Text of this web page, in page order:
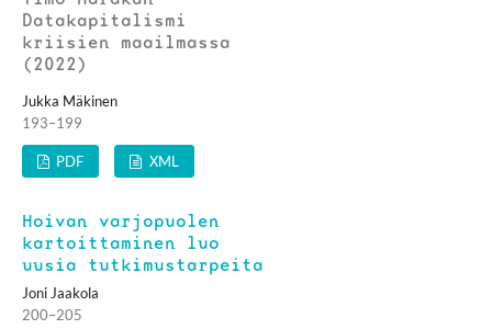
Datakapitalismi
kriisien maailmassa
(2022)
Jukka Mäkinen
193–199
PDF XML
Hoivan varjopuolen
kartoittaminen luo
uusia tutkimustarpeita
Joni Jaakola
200–205